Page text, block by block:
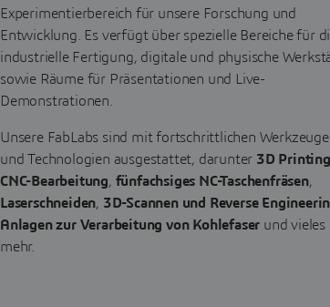
Experimentierbereich für unsere Forschung und
Entwicklung. Es verfügt über spezielle Bereiche für
industrielle Fertigung, digitale und physische
sowie Räume für Präsentationen und Live-
Demonstrationen.
Unsere FabLabs sind mit fortschrittlichen
und Technologien ausgestattet, darunter 3D Printing
CNC-Bearbeitung, fünfachsiges NC-Taschenfräsen,
Laserschneiden, 3D-Scannen und Reverse
Anlagen zur Verarbeitung von Kohlefaser und vieles
mehr.